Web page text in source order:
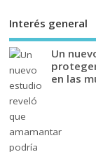
Interés general
Un
en las